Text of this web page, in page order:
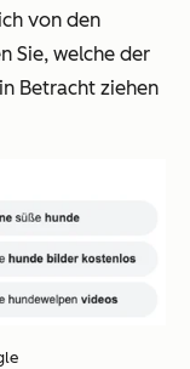
von den
Sie, welche der
Betracht ziehen